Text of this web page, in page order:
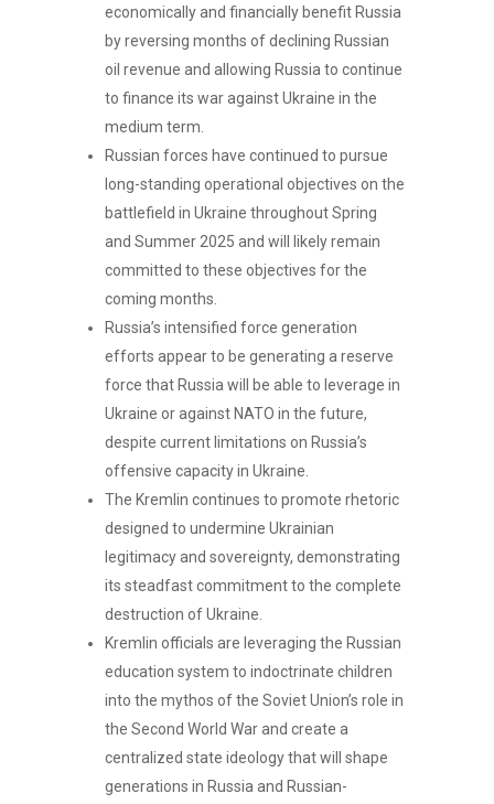
economically and financially benefit Russia
by reversing months of declining Russian
oil revenue and allowing Russia to continue
to finance its war against Ukraine in the
medium term.
Russian forces have continued to pursue
long-standing operational objectives on the
battlefield in Ukraine throughout Spring
and Summer 2025 and will likely remain
committed to these objectives for the
coming months.
Russia’s intensified force generation
efforts appear to be generating a reserve
force that Russia will be able to leverage in
Ukraine or against NATO in the future,
despite current limitations on Russia’s
offensive capacity in Ukraine.
The Kremlin continues to promote rhetoric
designed to undermine Ukrainian
legitimacy and sovereignty, demonstrating
its steadfast commitment to the complete
destruction of Ukraine.
Kremlin officials are leveraging the Russian
education system to indoctrinate children
into the mythos of the Soviet Union’s role in
the Second World War and create a
centralized state ideology that will shape
generations in Russia and Russian-